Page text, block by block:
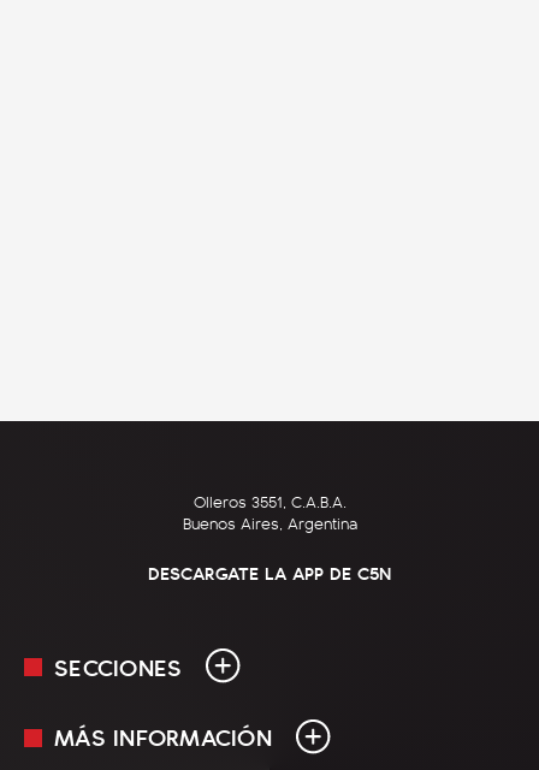
Olleros 3551, C.A.B.A.
Buenos Aires, Argentina
DESCARGATE LA APP DE C5N
SECCIONES
En Vivo
MÁS INFORMACIÓN